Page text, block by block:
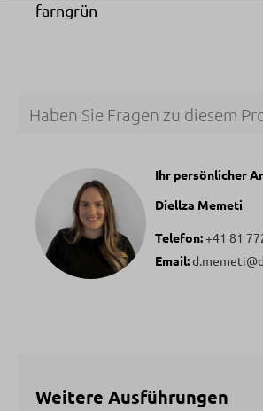
farngrün
Haben Sie Fragen zu diesem
Ihr persönlicher
Diellza Memeti
Telefon:+41 81
Email:
Weitere Ausführungen